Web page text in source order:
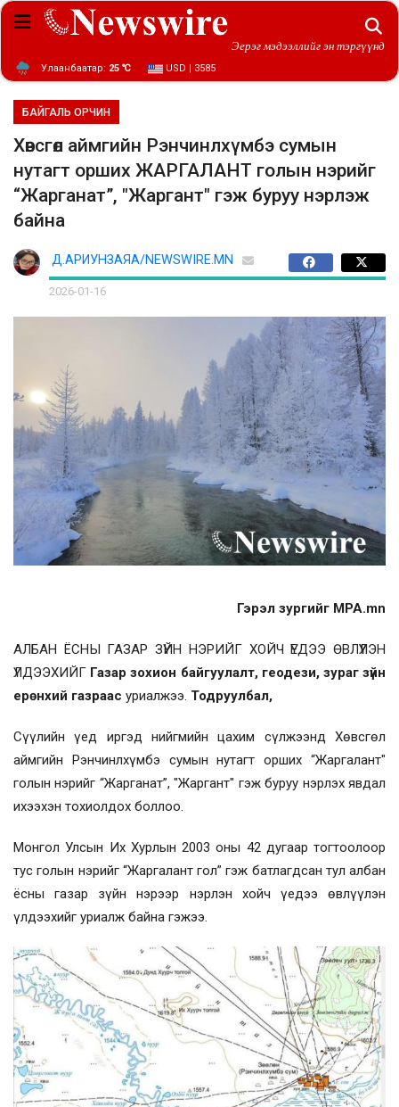
Эерэг мэдээллийг эн тэргүүнд
Улаанбаатар: 25 ℃ USD | 3585
БАЙГАЛЬ ОРЧИН
Хөвсгөл аймгийн Рэнчинлхүмбэ сумын
нутагт орших ЖАРГАЛАНТ голын нэрийг
“Жарганат”, "Жаргант" гэж буруу нэрлэж
байна
Д.АРИУНЗАЯА/NEWSWIRE.MN
2026-01-16
Гэрэл зургийг MPA.mn
АЛБАН ЁСНЫ ГАЗАР ЗҮЙН НЭРИЙГ ХОЙЧ ҮЕДЭЭ ӨВЛҮҮЛЭН
ҮЛДЭЭХИЙГ Газар зохион байгуулалт, геодези, зураг зүйн
ерөнхий газраас уриалжээ. Тодруулбал,
Сүүлийн үед иргэд нийгмийн цахим сүлжээнд Хөвсгөл
аймгийн Рэнчинлхүмбэ сумын нутагт орших “Жаргалант"
голын нэрийг “Жарганат”, "Жаргант" гэж буруу нэрлэх явдал
ихээхэн тохиолдох боллоо.
Монгол Улсын Их Хурлын 2003 оны 42 дугаар тогтоолоор
тус голын нэрийг “Жаргалант гол” гэж батлагдсан тул албан
ёсны газар зүйн нэрээр нэрлэн хойч үедээ өвлүүлэн
үлдээхийг уриалж байна гэжээ.